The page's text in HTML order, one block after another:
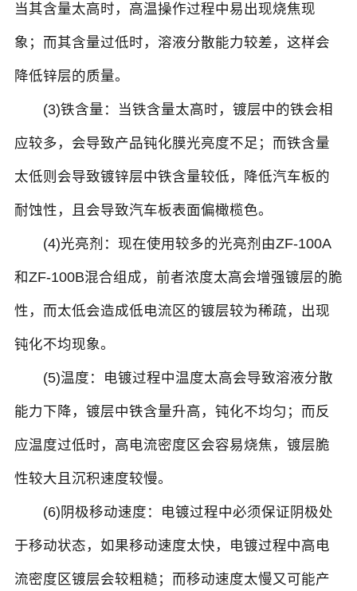
当其含量太高时，高温操作过程中易出现烧焦现
象；而其含量过低时，溶液分散能力较差，这样会
降低锌层的质量。
(3)铁含量：当铁含量太高时，镀层中的铁会相
应较多，会导致产品钝化膜光亮度不足；而铁含量
太低则会导致镀锌层中铁含量较低，降低汽车板的
耐蚀性，且会导致汽车板表面偏橄榄色。
(4)光亮剂：现在使用较多的光亮剂由ZF-100A
和ZF-100B混合组成，前者浓度太高会增强镀层的脆
性，而太低会造成低电流区的镀层较为稀疏，出现
钝化不均现象。
(5)温度：电镀过程中温度太高会导致溶液分散
能力下降，镀层中铁含量升高，钝化不均匀；而反
应温度过低时，高电流密度区会容易烧焦，镀层脆
性较大且沉积速度较慢。
(6)阴极移动速度：电镀过程中必须保证阴极处
于移动状态，如果移动速度太快，电镀过程中高电
流密度区镀层会较粗糙；而移动速度太慢又可能产